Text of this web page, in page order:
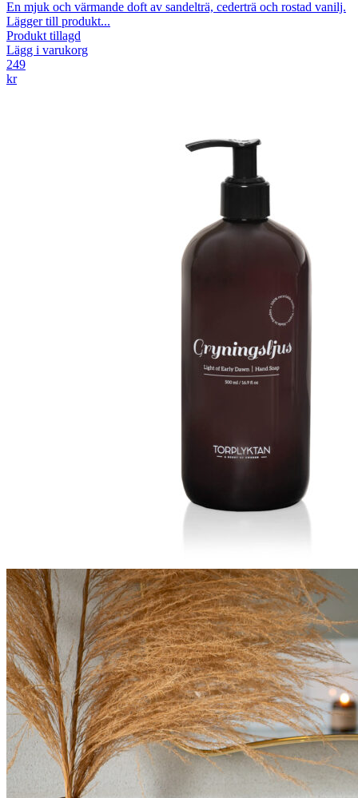
En mjuk och värmande doft av sandelträ, cederträ och rostad vanilj.
Lägger till produkt...
Produkt tillagd
Lägg i varukorg
249
kr